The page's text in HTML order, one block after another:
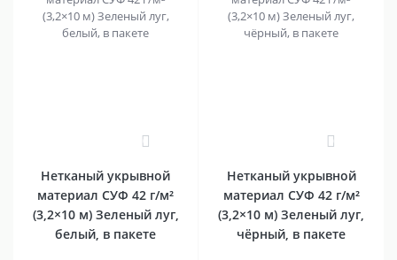
0
Нетканый укрывной
материал СУФ 42 г/м²
(3,2×10 м) Зеленый луг,
белый, в пакете
0
Нетканый укрывной
материал СУФ 42 г/м²
(3,2×10 м) Зеленый луг,
чёрный, в пакете